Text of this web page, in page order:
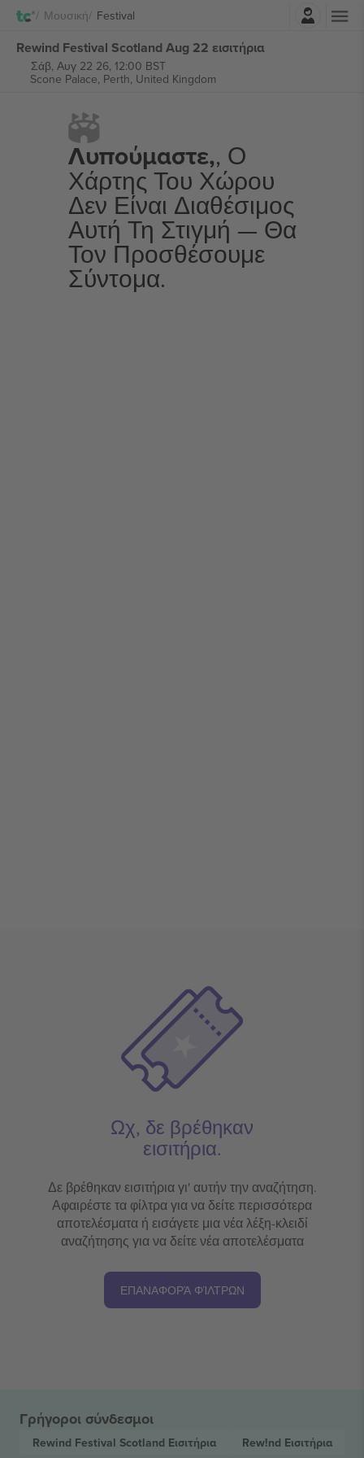
Μουσική Festival
Rewind Festival Scotland Aug 22 εισιτήρια
Σάβ, Αυγ 22 26, 12:00 BST
Scone Palace, Perth, United Kingdom
Λυπούμαστε,, Ο
Χάρτης Του Χώρου
Δεν Είναι Διαθέσιμος
Αυτή Τη Στιγμή — Θα
Τον Προσθέσουμε
Σύντομα.
Ωχ, δε βρέθηκαν
εισιτήρια.
Δε βρέθηκαν εισιτήρια γι' αυτήν την αναζήτηση.
Αφαιρέστε τα φίλτρα για να δείτε περισσότερα
αποτελέσματα ή εισάγετε μια νέα λέξη-κλειδί
αναζήτησης για να δείτε νέα αποτελέσματα
ΕΠΑΝΑΦΟΡΆ ΦΊΛΤΡΩΝ
Γρήγοροι σύνδεσμοι
Rewind Festival Scotland Εισιτήρια Rew!nd Εισιτήρια